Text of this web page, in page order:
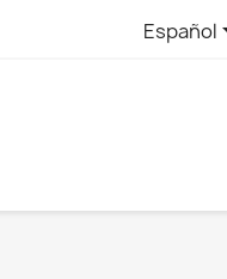
Español